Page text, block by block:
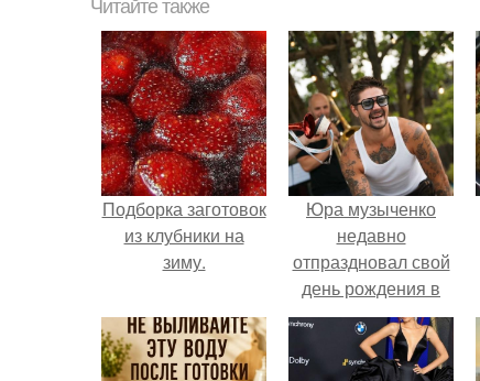
Читайте также
Подборка заготовок
из клубники на
зиму.
Юра музыченко
недавно
отпраздновал свой
день рождения в
кругу самых
близких и родных
людей.